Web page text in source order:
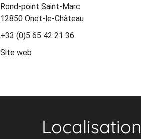
Rond-point Saint-Marc
12850 Onet-le-Château
+33 (0)5 65 42 21 36
Site web
Localisation